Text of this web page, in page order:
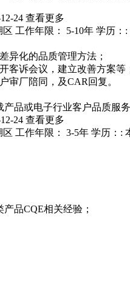
24 查看更多
区 工作年限： 5-10年 学历：:
异化的品质管理方法；
客诉会议，建立改善方案等
审厂陪同，及CAR回复。
品或电子行业客户品质服
24 查看更多
区 工作年限： 3-5年 学历：:
品CQE相关经验；